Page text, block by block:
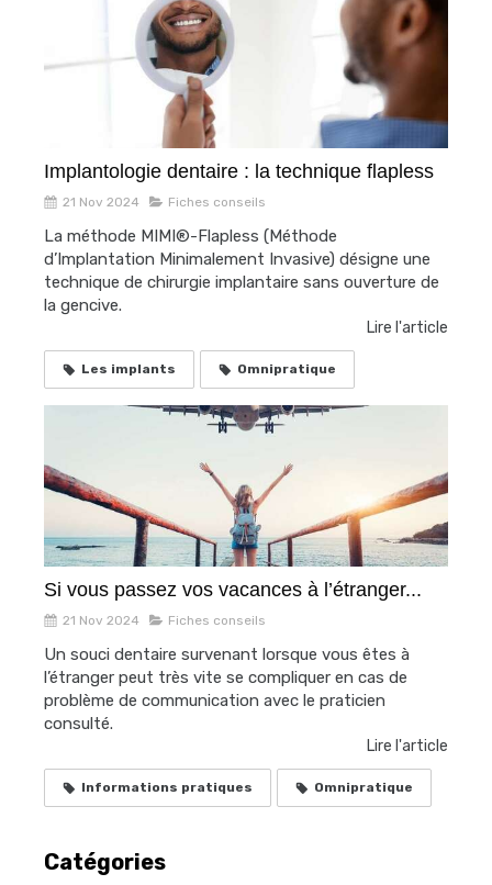
Implantologie dentaire : la technique flapless
21 Nov 2024 Fiches conseils
La méthode MIMI®-Flapless (Méthode
d’Implantation Minimalement Invasive) désigne une
technique de chirurgie implantaire sans ouverture de
la gencive.
Lire l'article
Les implants Omnipratique
Si vous passez vos vacances à l’étranger...
21 Nov 2024 Fiches conseils
Un souci dentaire survenant lorsque vous êtes à
l’étranger peut très vite se compliquer en cas de
problème de communication avec le praticien
consulté.
Lire l'article
Informations pratiques Omnipratique
Catégories